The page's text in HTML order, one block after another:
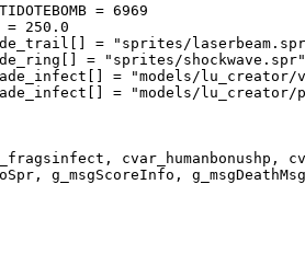
= 6969
= 250.0
= "sprites/
= "sprites/shockwave.spr"
= "models/
= "models/
cvar_humanbonushp,
g_msgScoreInfo,